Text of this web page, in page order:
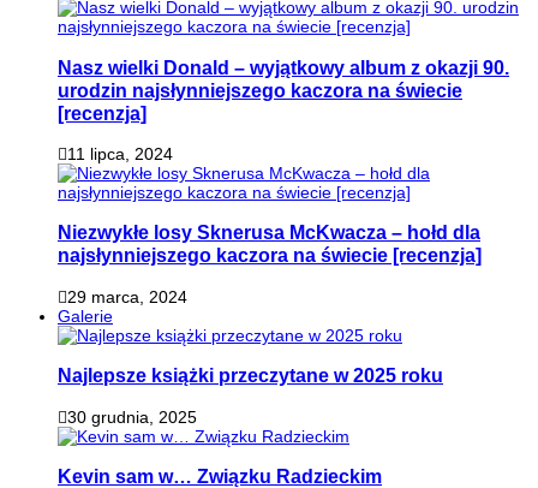
Nasz wielki Donald – wyjątkowy album z okazji 90.
urodzin najsłynniejszego kaczora na świecie
[recenzja]
11 lipca, 2024
Niezwykłe losy Sknerusa McKwacza – hołd dla
najsłynniejszego kaczora na świecie [recenzja]
29 marca, 2024
Galerie
Najlepsze książki przeczytane w 2025 roku
30 grudnia, 2025
Kevin sam w… Związku Radzieckim